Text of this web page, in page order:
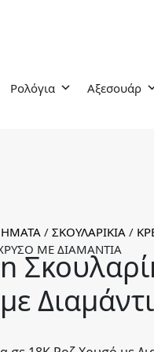
Ρολόγια Αξεσουάρ
/ ΣΚΟΥΛΑΡΊΚΙΑ /
ΜΕ ΔΙΑΜΆΝΤΙΑ